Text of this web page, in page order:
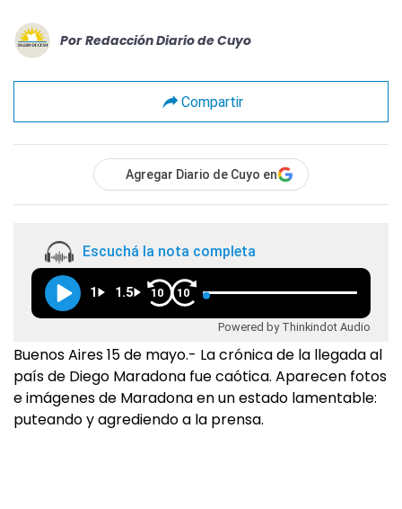
Por Redacción Diario de Cuyo
Compartir
Agregar Diario de Cuyo en
Escuchá la nota completa
1 1.5 10 10
Powered by Thinkindot Audio
Buenos Aires 15 de mayo.- La crónica de la llegada al
país de Diego Maradona fue caótica. Aparecen fotos
e imágenes de Maradona en un estado lamentable:
puteando y agrediendo a la prensa.